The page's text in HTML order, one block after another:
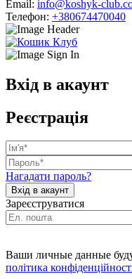
Email: info@koshyk-
Телефон: +380674470040
Вхід в акаунт
Реєстрація
Нагадати пароль?
Зареєструватися
Ваши личные данные
політика